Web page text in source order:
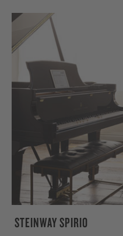
STEINWAY SPIRIO